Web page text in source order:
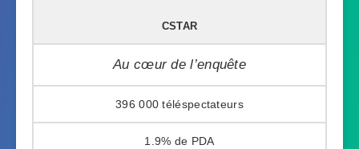
CSTAR
Au cœur de l’enquête
396 000
1.9%